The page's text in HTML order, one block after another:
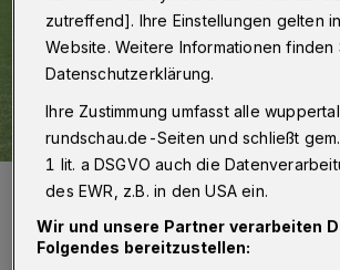
Auf dem Vereinsgelände am Freudenberg
Bonny, Filialleiterin der Sparda-Bank in
symbolischen Scheck an den 1. Vorsitzenden
Janssen.
Foto: Sparda-Bank West
zutreffend]. Ihre Einstellungen gelten
Website. Weitere Informationen finden
Datenschutzerklärung.
Ihre Zustimmung umfasst alle
rundschau.de-Seiten und schließt
1 lit. a DSGVO auch die
des EWR, z.B. in den USA ein.
Wir und unsere Partner verarbeiten
Folgendes bereitzustellen: